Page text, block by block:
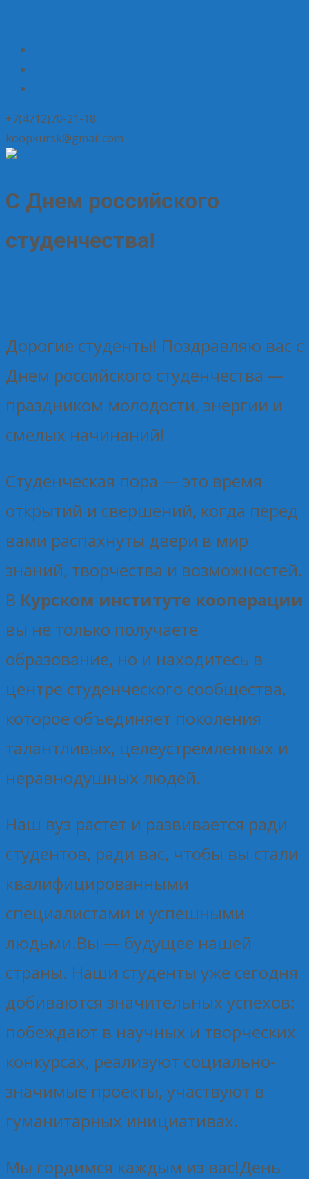
+7(4712)70-21-18
koopkursk@gmail.com
С Днем российского
студенчества!
Дорогие студенты! Поздравляю вас с
Днем российского студенчества —
праздником молодости, энергии и
смелых начинаний!
Студенческая пора — это время
открытий и свершений, когда перед
вами распахнуты двери в мир
знаний, творчества и возможностей.
В Курском институте кооперации
вы не только получаете
образование, но и находитесь в
центре студенческого сообщества,
которое объединяет поколения
талантливых, целеустремленных и
неравнодушных людей.
Наш вуз растет и развивается ради
студентов, ради вас, чтобы вы стали
квалифицированными
специалистами и успешными
людьми.Вы — будущее нашей
страны. Наши студенты уже сегодня
добиваются значительных успехов:
побеждают в научных и творческих
конкурсах, реализуют социально-
значимые проекты, участвуют в
гуманитарных инициативах.
Мы гордимся каждым из вас!День